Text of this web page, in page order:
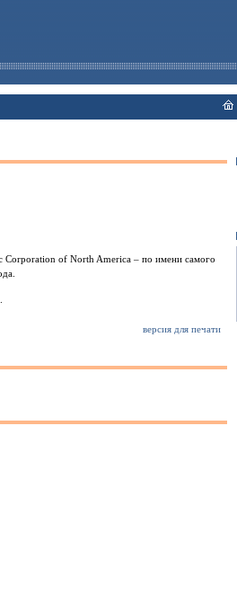
Corporation of North America – по имени самого
версия для печати